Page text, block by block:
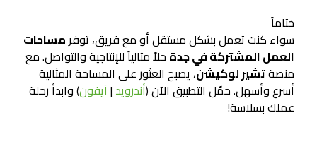
ختاماً
سواء كنت تعمل بشكل مستقل أو مع فريق، توفرمساحات
العمل المشتركة في جدة حلاً مثالياً للإنتاجية والتواصل. مع
منصةتشير لوكيشن، يصبح العثور على المساحة المثالية
أسرع وأسهل. حمّل التطبيق الآن (أندرويد |آيفون) وابدأ رحلة
عملك بسلاسة!